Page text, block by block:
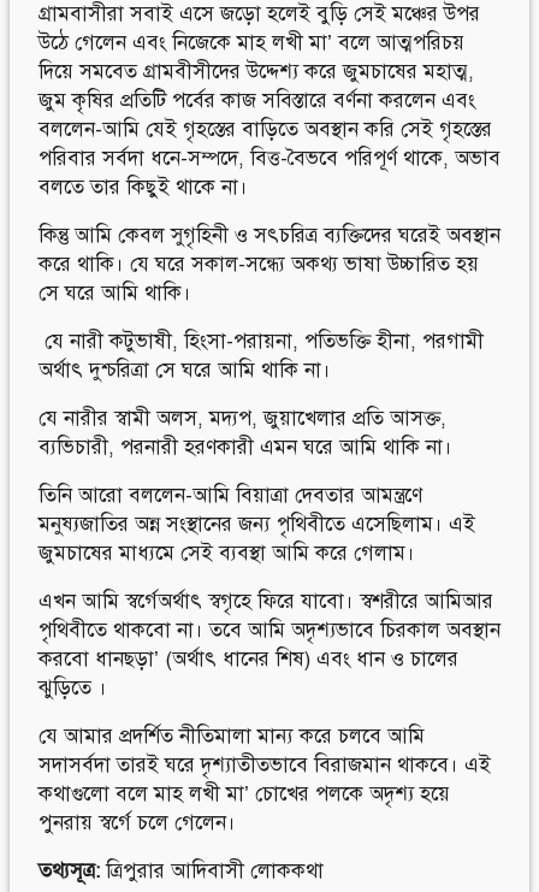
গ্রামবাসীরা সবাই এসে জড়ো হলেই বুড়ি সেই মঞ্চের উপর
উঠে গেলেন এবং নিজেকে মাহ লখী মা’ বলে আত্মপরিচয়
দিয়ে সমবেত গ্রামবীসীদের উদ্দেশ্য করে জুমচাষের মহাত্ম,
জুম কৃষির প্রতিটি পর্বের কাজ সবিস্তারে বর্ণনা করলেন এবং
বললেন-আমি যেই গৃহস্তের বাড়িতে অবস্থান করি সেই গৃহস্তের
পরিবার সর্বদা ধনে-সম্পদে, বিত্ত-বৈভবে পরিপূর্ণ থাকে, অভাব
বলতে তার কিছুই থাকে না।
কিন্তু আমি কেবল সুগৃহিনী ও সৎচরিত্র ব্যক্তিদের ঘরেই অবস্থান
করে থাকি। যে ঘরে সকাল-সন্ধ্যে অকথ্য ভাষা উচ্চারিত হয়
সে ঘরে আমি থাকি।
যে নারী কটুভাষী, হিংসা-পরায়না, পতিভক্তি হীনা, পরগামী
অর্থাৎ দুশ্চরিত্রা সে ঘরে আমি থাকি না।
যে নারীর স্বামী অলস, মদ্যপ, জুয়াখেলার প্রতি আসক্ত,
ব্যভিচারী, পরনারী হরণকারী এমন ঘরে আমি থাকি না।
তিনি আরো বললেন-আমি বিয়াত্রা দেবতার আমন্ত্রণে
মনুষ্যজাতির অন্ন সংস্থানের জন্য পৃথিবীতে এসেছিলাম। এই
জুমচাষের মাধ্যমে সেই ব্যবস্থা আমি করে গেলাম।
এখন আমি স্বর্গেঅর্থাৎ স্বগৃহে ফিরে যাবো। স্বশরীরে আমিআর
পৃথিবীতে থাকবো না। তবে আমি অদৃশ্যভাবে চিরকাল অবস্থান
করবো ধানছড়া’ (অর্থাৎ ধানের শিষ) এবং ধান ও চালের
ঝুড়িতে ।
যে আমার প্রদর্শিত নীতিমালা মান্য করে চলবে আমি
সদাসর্বদা তারই ঘরে দৃশ্যাতীতভাবে বিরাজমান থাকবে। এই
কথাগুলো বলে মাহ লখী মা’ চোখের পলকে অদৃশ্য হয়ে
পুনরায় স্বর্গে চলে গেলেন।
তথ্যসূত্র:ত্রিপুরার আদিবাসী লোককথা